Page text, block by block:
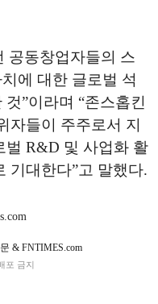
공동창업자들의 스
에 대한 글로벌 석
”이라며 “존스홉킨
자들이 주주로서 지
벌 R&D 및 사업화 활
기대한다”고 말했다.
& FNTIMES.com
포 금지